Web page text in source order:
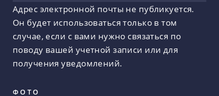
Адрес электронной почты не публикуется.
Он будет использоваться только в том
случае, если с вами нужно связаться по
поводу вашей учетной записи или для
получения уведомлений.
ФОТО